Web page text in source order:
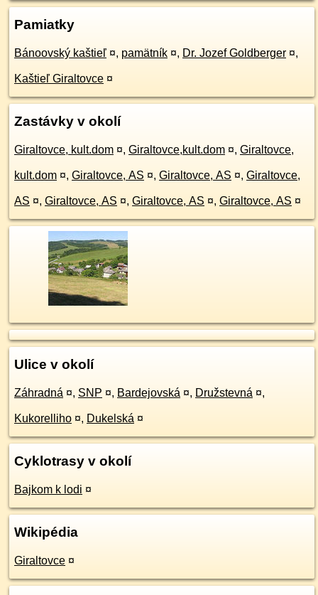
Pamiatky
Bánoovský kaštieľ ¤, pamätník ¤, Dr. Jozef Goldberger ¤,
Kaštieľ Giraltovce ¤
Zastávky v okolí
Giraltovce, kult.dom ¤, Giraltovce,kult.dom ¤, Giraltovce,
kult.dom ¤, Giraltovce, AS ¤, Giraltovce, AS ¤, Giraltovce,
AS ¤, Giraltovce, AS ¤, Giraltovce, AS ¤, Giraltovce, AS ¤
Ulice v okolí
Záhradná ¤, SNP ¤, Bardejovská ¤, Družstevná ¤,
Kukorelliho ¤, Dukelská ¤
Cyklotrasy v okolí
Bajkom k lodi ¤
Wikipédia
Giraltovce ¤